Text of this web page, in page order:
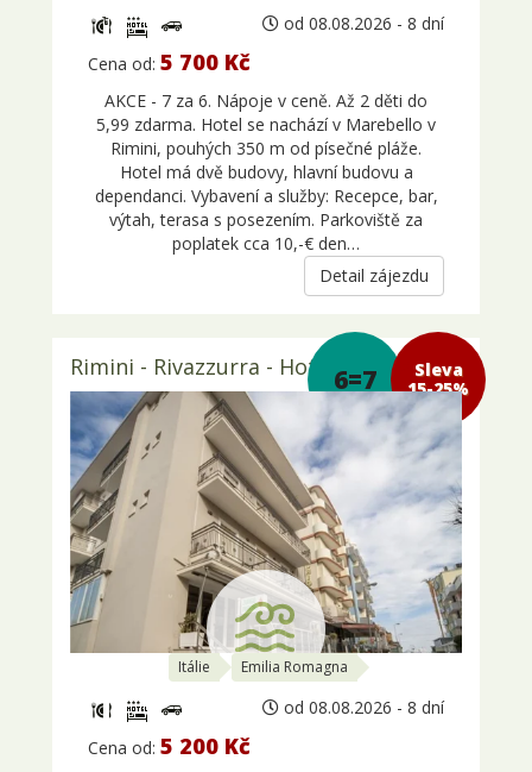
od 08.08.2026 - 8 dní
Cena od: 5 700 Kč
AKCE - 7 za 6. Nápoje v ceně. Až 2 děti do
5,99 zdarma. Hotel se nachází v Marebello v
Rimini, pouhých 350 m od písečné pláže.
Hotel má dvě budovy, hlavní budovu a
dependanci. Vybavení a služby: Recepce, bar,
výtah, terasa s posezením. Parkoviště za
poplatek cca 10,-€ den…
Detail zájezdu
6=7
Sleva 15-
25%
Rimini - Rivazzurra - Hotel Zurigo 3*
Itálie Emilia Romagna
od 08.08.2026 - 8 dní
Cena od: 5 200 Kč